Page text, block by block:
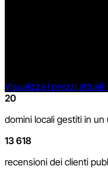
Visualizza i prezzi attuali
20
domini locali gestiti in
13 618
recensioni dei clienti